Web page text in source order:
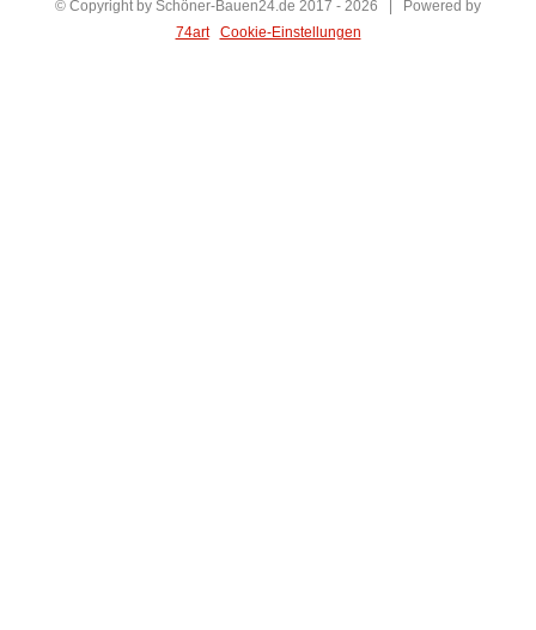
© Copyright by Schöner-Bauen24.de 2017 - 2026 | Powered by
74art
Cookie-Einstellungen